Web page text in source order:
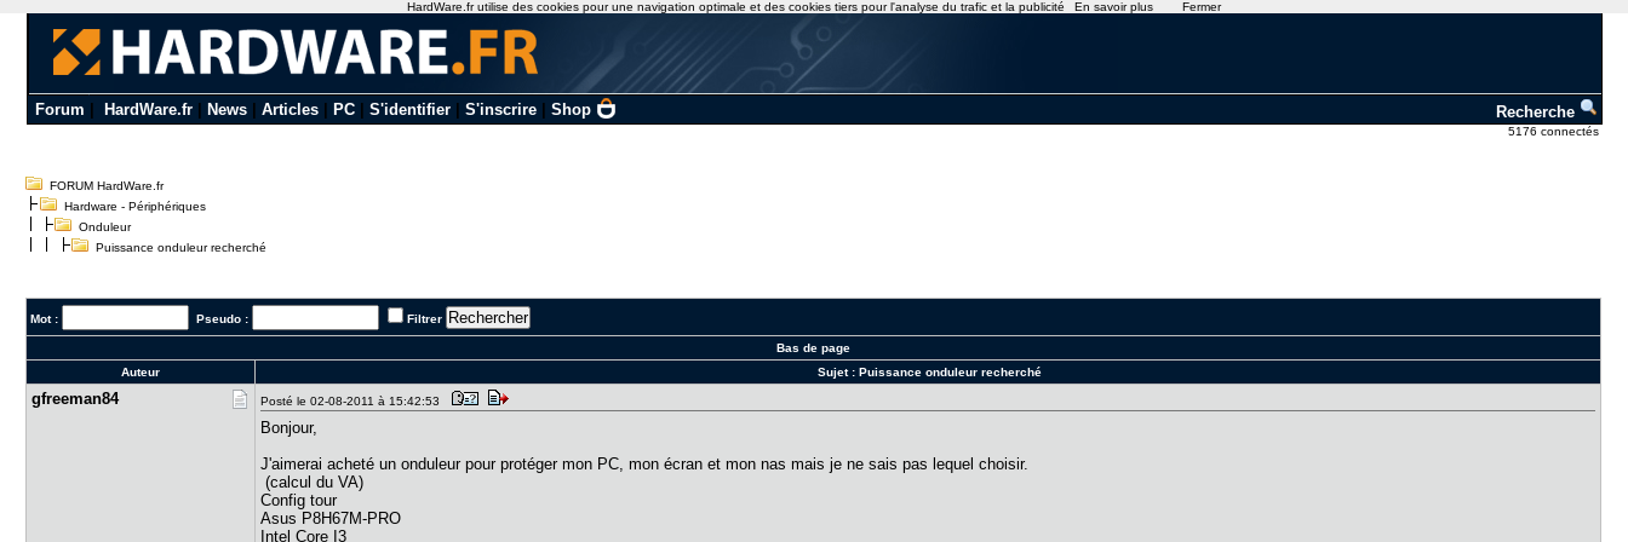
Forum HardWare.fr| News| Articles| PC| S'identifier| S'inscrire| Shop Recherche
5176 connectés
FORUM HardWare.fr
Hardware - Périphériques
Onduleur
Puissance onduleur recherché
Mot : Pseudo : Filtrer
Bas de page
Auteur
Sujet :Puissance onduleur recherché
gfreeman84 Posté le 02-08-2011 à 15:42:53
Bonjour,
J'aimerai acheté un onduleur pour protéger mon PC, mon écran et mon nas mais je ne sais pas lequel choisir.
(calcul du VA)
Config tour
Asus P8H67M-PRO
Intel Core I3
HardWare.fr utilise des cookies pour une navigation optimale et des cookies tiers pour l'analyse du trafic et la publicité En savoir plus Fermer